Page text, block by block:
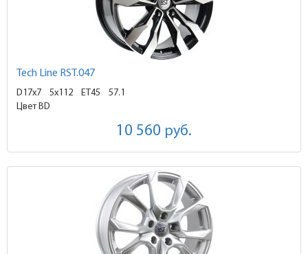
Tech Line RST.047
D17x7 5x112 ET45
57.1
Цвет BD
10 560 руб.